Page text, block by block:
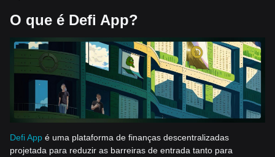
O que é Defi App?
Defi App é uma plataforma de finanças descentralizadas
projetada para reduzir as barreiras de entrada tanto para